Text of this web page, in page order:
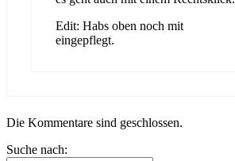
Edit: Habs oben noch mit
eingepflegt.
Die Kommentare sind geschlossen.
Suche nach: